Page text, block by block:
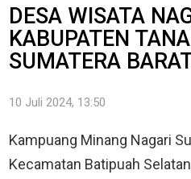
DESA WISATA
KABUPATEN
SUMATERA
10 Juli 2024, 13:50
Kampuang Minang Nagari
Kecamatan Batipuah